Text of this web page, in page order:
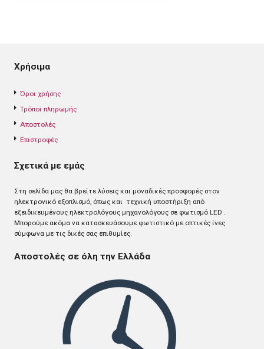
Χρήσιμα
Όροι χρήσης
Τρόποι πληρωμής
Αποστολές
Επιστροφές
Σχετικά με εμάς
Στη σελίδα μας θα βρείτε λύσεις και μοναδικές προσφορές στον
ηλεκτρονικό εξοπλισμό, όπως και τεχνική υποστήριξη από
εξειδικευμένους ηλεκτρολόγους μηχανολόγους σε φωτισμό LED .
Mπορούμε ακόμα να κατασκευάσουμε φωτιστικό με οπτικές ίνες
σύμφωνα με τις δικές σας επιθυμίες.
Αποστολές σε όλη την Ελλάδα